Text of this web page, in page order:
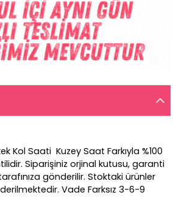
Kol Saati Kuzey Saat Farkıyla %100
Siparişiniz orjinal kutusu, garanti
gönderilir. Stoktaki ürünler
Vade Farksız 3-6-9